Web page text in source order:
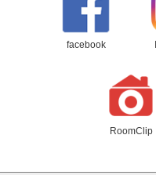
facebook
RoomClip